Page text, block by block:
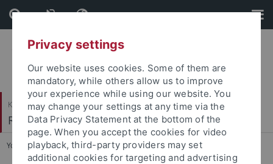
Skip
to
content
Skip
to
footer
Katholisch-Theologische Fakultät
Religionspädagogik
You are here: Startseite ... Autobiographische Schriften
Privacy settings
Our website uses cookies. Some of them are
mandatory, while others allow us to improve
your experience while using our website. You
may change your settings at any time via the
Data Privacy Statement at the bottom of the
page. When you accept the cookies for video
playback, third-party providers may set
additional cookies for targeting and advertising